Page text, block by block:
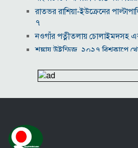
রাতভর রাশিয়া-ইউক্রেনের
৭
নওগাঁর পত্নীতলায় চোলাইমদসহ
শঙ্কায় উইন্ডিজ, ২০২৭ বিশ্বকাপে
মোট ভোটার ১২ কোটি ৮৬ লাখ, এই